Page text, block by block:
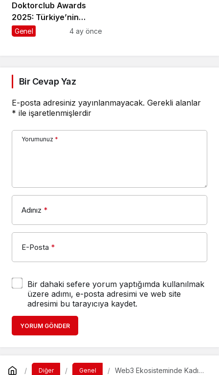
Doktorclub Awards
2025: Türkiye’nin
Sağlık Ödülleri 9. Kez
Genel 4 ay önce
Bir Cevap Yaz
E-posta adresiniz yayınlanmayacak. Gerekli alanlar
* ile işaretlenmişlerdir
Yorumunuz *
Adınız *
E-Posta *
Bir dahaki sefere yorum yaptığımda kullanılmak
üzere adımı, e-posta adresimi ve web site
adresimi bu tarayıcıya kaydet.
YORUM GÖNDER
Diğer Genel
Web3 Ekosisteminde Kadın